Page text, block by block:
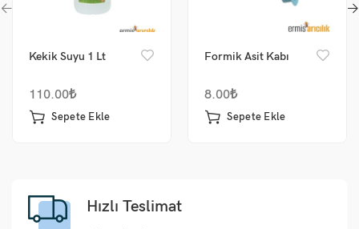
Kekik Suyu 1 Lt
110.00₺
Sepete Ekle
Formik Asit Kabı
8.00₺
Sepete Ekle
Hızlı Teslimat